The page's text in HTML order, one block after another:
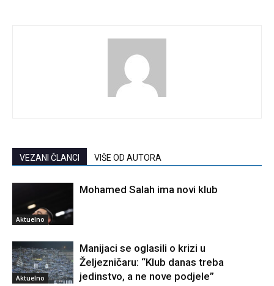
VEZANI ČLANCI VIŠE OD AUTORA
Aktuelno
Mohamed Salah ima novi klub
Aktuelno
Manijaci se oglasili o krizi u
Željezničaru: “Klub danas treba
jedinstvo, a ne nove podjele”